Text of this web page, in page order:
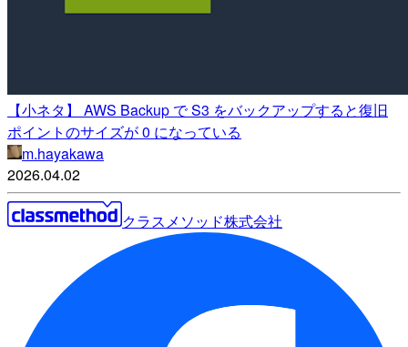
【小ネタ】 AWS Backup で S3 をバックアップすると復旧
ポイントのサイズが 0 になっている
m.hayakawa
2026.04.02
クラスメソッド株式会社